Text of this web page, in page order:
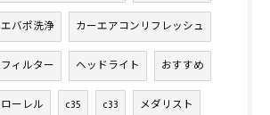
エバポ洗浄 カーエアコンリフレッシュ
フィルター ヘッドライト おすすめ
ローレル c35 c33 メダリスト